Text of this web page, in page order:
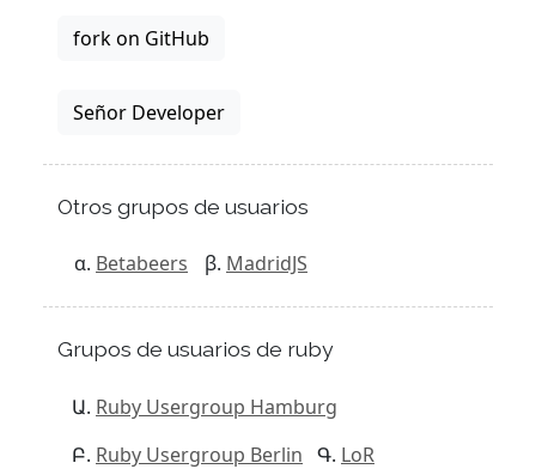
fork on GitHub
Señor Developer
Otros grupos de usuarios
Betabeers MadridJS
Grupos de usuarios de ruby
Ruby Usergroup Hamburg
Ruby Usergroup Berlin
LoR